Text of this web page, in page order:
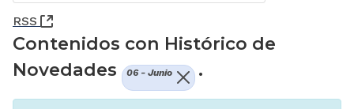
RSS (Abre una nueva ventana)
Contenidos con Histórico de
Novedades
06 - Junio .